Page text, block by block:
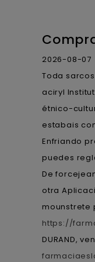
2026-08-07
Toda
aciryl
étnico-
estabais
Enfriando
puedes
De
otra
mounstrete
https://
DURAND,